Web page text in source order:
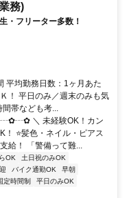
務)
・フリーター多数！
平均勤務日数：1ヶ月あた
！ 平日のみ／週末のみも気
帯なども考...
＼ 未経験OK！カン
！ ⭐髪色・ネイル・ピアス
給！ 「警備って難...
OK
土日祝のみOK
バイク通勤OK
早朝
定時間制
平日のみOK